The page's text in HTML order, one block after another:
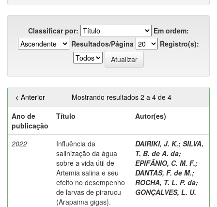
Classificar por:
Em ordem:
Resultados/Página
Registro(s):
Mostrando resultados 2 a 4 de 4
< Anterior
Ano de
publicação
Título Autor(es)
2022
Influência da
salinização da água
sobre a vida útil de
Artemia salina e seu
efeito no desempenho
de larvas de pirarucu
(Arapaima gigas).
DAIRIKI, J. K.; SILVA,
T. B. de A. da;
EPIFÂNIO, C. M. F.;
DANTAS, F. de M.;
ROCHA, T. L. P. da;
GONÇALVES, L. U.